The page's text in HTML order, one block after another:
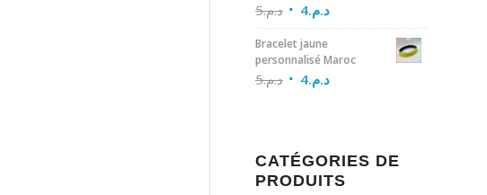
د.م.5 د.م.4
Bracelet jaune
personnalisé Maroc
د.م.5 د.م.4
CATÉGORIES DE
PRODUITS